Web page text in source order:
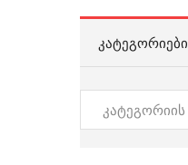
ᲙᲐᲢᲔᲒᲝᲠᲘᲔᲑᲘ
კატეგორიები